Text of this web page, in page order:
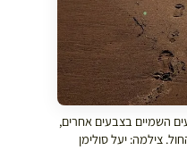
השמיים בצבעים אחרים,
צילמה: יעל סולימן